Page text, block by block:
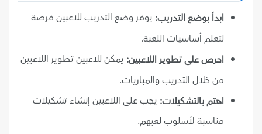
ابدأ بوضع التدريب: يوفر وضع التدريب للاعبين فرصة
لتعلم أساسيات اللعبة.
احرص على تطوير اللاعبين: يمكن للاعبين تطوير اللاعبين
من خلال التدريب والمباريات.
اهتم بالتشكيلات: يجب على اللاعبين إنشاء تشكيلات
مناسبة لأسلوب لعبهم.